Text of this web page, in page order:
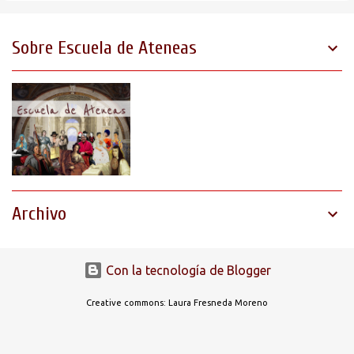
a
r
i
o
s
Sobre Escuela de Ateneas
Archivo
Con la tecnología de Blogger
Creative commons: Laura Fresneda Moreno